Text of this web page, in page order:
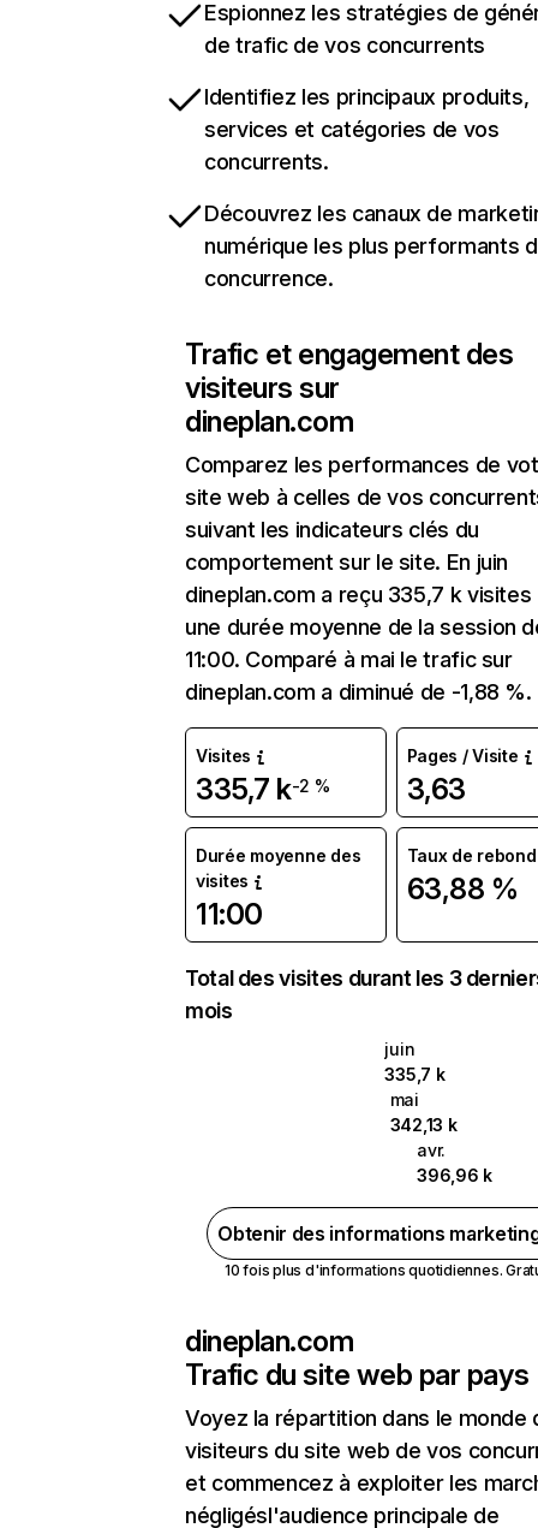
Espionnez les stratégies de
de trafic de vos concurrents
Identifiez les principaux produits,
services et catégories de vos
concurrents.
Découvrez les canaux de
numérique les plus performants
concurrence.
Trafic et engagement des
visiteurs sur
dineplan.com
Comparez les performances de
site web à celles de vos
suivant les indicateurs clés du
comportement sur le site. En juin
dineplan.com a reçu 335,7 k visites
une durée moyenne de la session
11:00. Comparé à mai le trafic sur
dineplan.com a diminué de -1,88 %.
Visites
335,7 k-2 %
Pages / Visite
3,63
Durée moyenne des
visites
11:00
Taux de rebond
63,88 %
Total des visites durant les 3
mois
juin
335,7 k
mai
342,13 k
avr.
396,96 k
Obtenir des informations
10 fois plus d'informations quotidiennes.
dineplan.com
Trafic du site web par pays
Voyez la répartition dans le monde
visiteurs du site web de vos
et commencez à exploiter les
négligésl'audience principale de